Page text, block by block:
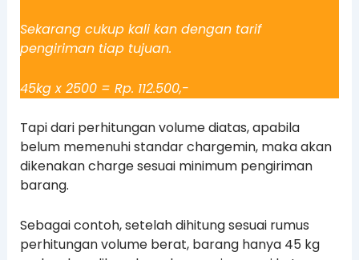
Sekarang cukup kali kan dengan tarif
pengiriman tiap tujuan.
45kg x 2500 = Rp. 112.500,-
Tapi dari perhitungan volume diatas, apabila
belum memenuhi standar chargemin, maka akan
dikenakan charge sesuai minimum pengiriman
barang.
Sebagai contoh, setelah dihitung sesuai rumus
perhitungan volume berat, barang hanya 45 kg